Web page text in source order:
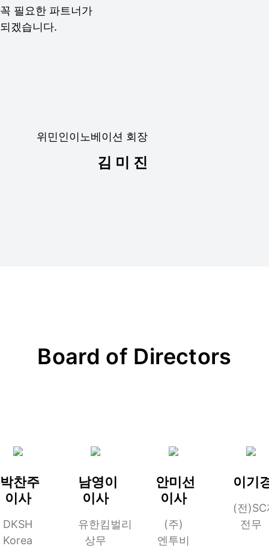
꼭 필요한 파트너가
되겠습니다.
위민인이노베이션 회장
김 미 진
Board of Directors
박찬주
이사
DKSH
Korea
남영이
이사
유한킴벌리
상무
안미선
이사
(주)
엔투비
이기
(전
전무